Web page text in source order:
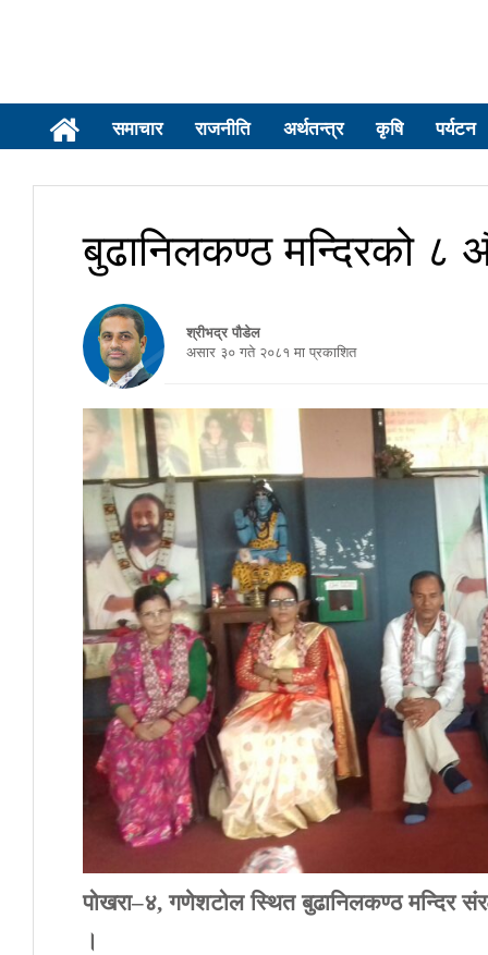
समाचार राजनीति अर्थतन्त्र कृषि पर्यटन
बुढानिलकण्ठ मन्दिरको ८
श्रीभद्र पौडेल
असार ३० गते २०८१ मा प्रकाशित
पोखरा–४,गणेशटोल स्थित बुढानिलकण्ठ मन्दिर
।